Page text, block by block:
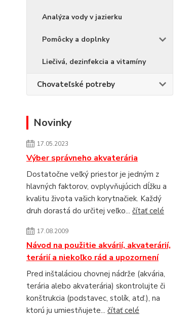
Analýza vody v jazierku
Pomôcky a doplnky
Liečivá, dezinfekcia a vitamíny
Chovateľské potreby
Novinky
17.05.2023
Výber správneho akvaterária
Dostatočne veľký priestor je jedným z
hlavných faktorov, ovplyvňujúcich dĺžku a
kvalitu života vašich korytnačiek. Každý
druh dorastá do určitej veľko... čítať celé
17.08.2009
Návod na použitie akvárií, akvaterárií,
terárií a niekoľko rád a upozornení
Pred inštaláciou chovnej nádrže (akvária,
terária alebo akvaterária) skontrolujte či
konštrukcia (podstavec, stolík, atď.), na
ktorú ju umiestňujete... čítať celé